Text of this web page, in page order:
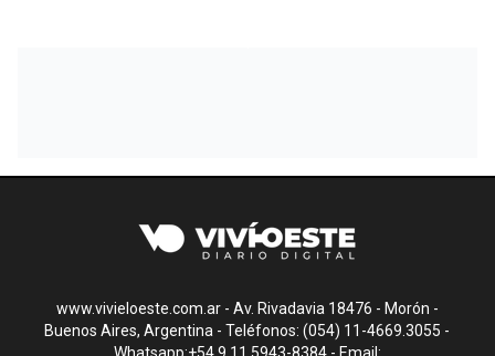
www.vivieloeste.com.ar - Av. Rivadavia 18476 - Morón -
Buenos Aires, Argentina - Teléfonos: (054) 11-4669.3055 -